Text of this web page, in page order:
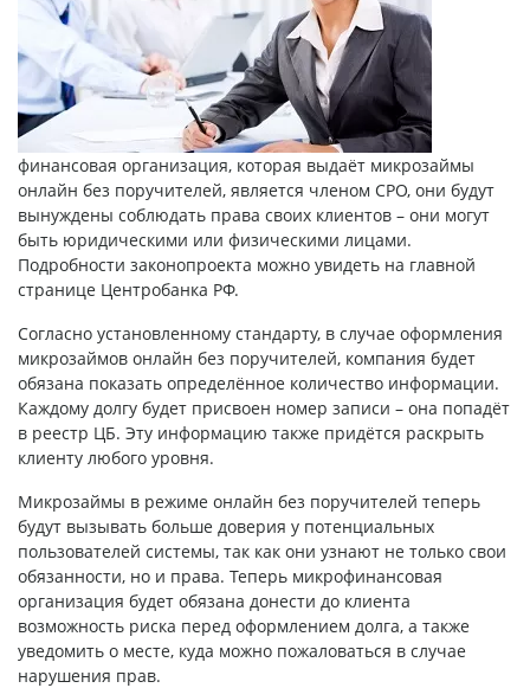
финансовая организация, которая выдаёт микрозаймы
онлайн без поручителей, является членом СРО, они будут
вынуждены соблюдать права своих клиентов – они могут
быть юридическими или физическими лицами.
Подробности законопроекта можно увидеть на главной
странице Центробанка РФ.
Согласно установленному стандарту, в случае оформления
микрозаймов онлайн без поручителей, компания будет
обязана показать определённое количество информации.
Каждому долгу будет присвоен номер записи – она попадёт
в реестр ЦБ. Эту информацию также придётся раскрыть
клиенту любого уровня.
Микрозаймы в режиме онлайн без поручителей теперь
будут вызывать больше доверия у потенциальных
пользователей системы, так как они узнают не только свои
обязанности, но и права. Теперь микрофинансовая
организация будет обязана донести до клиента
возможность риска перед оформлением долга, а также
уведомить о месте, куда можно пожаловаться в случае
нарушения прав.